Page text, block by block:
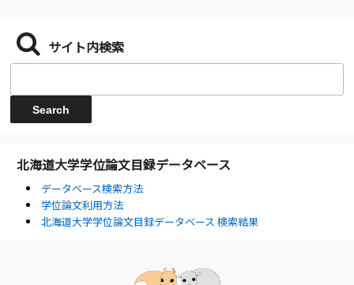
サイト内検索
北海道大学学位論文目録データベース
データベース検索方法
学位論文利用方法
北海道大学学位論文目録データベース 検索結果